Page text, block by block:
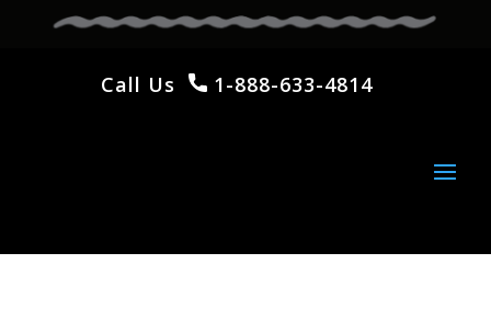
Call Us 1-888-633-4814